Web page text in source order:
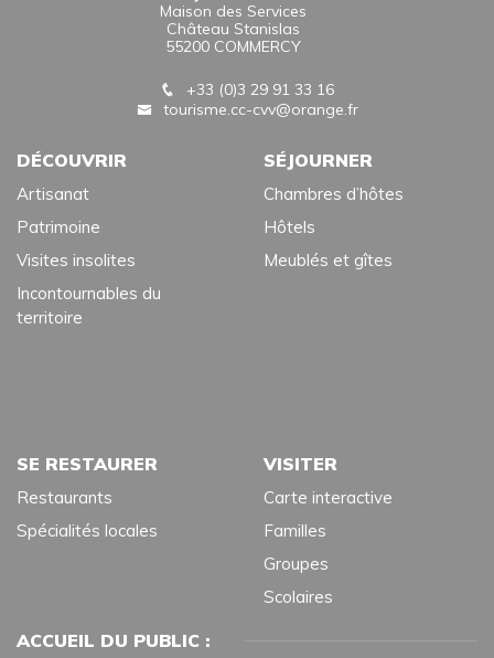
Maison des Services
Château Stanislas
55200 COMMERCY
+33 (0)3 29 91 33 16
tourisme.cc-cvv@orange.fr
DÉCOUVRIR
Artisanat
Patrimoine
Visites insolites
Incontournables du
territoire
SÉJOURNER
Chambres d’hôtes
Hôtels
Meublés et gîtes
SE RESTAURER
Restaurants
Spécialités locales
VISITER
Carte interactive
Familles
Groupes
Scolaires
ACCUEIL DU PUBLIC :